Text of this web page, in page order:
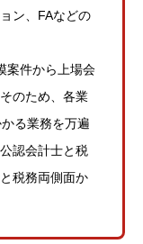
ン、FAなどの
案件から上場会
のため、各業
る業務を万遍
認会計士と税
税務両側面か